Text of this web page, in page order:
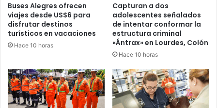
Buses Alegres ofrecen
viajes desde US$6 para
disfrutar destinos
turísticos en vacaciones
Hace 10 horas
Capturan a dos
adolescentes señalados
de intentar conformar la
estructura criminal
«Ántrax» en Lourdes, Colón
Hace 10 horas